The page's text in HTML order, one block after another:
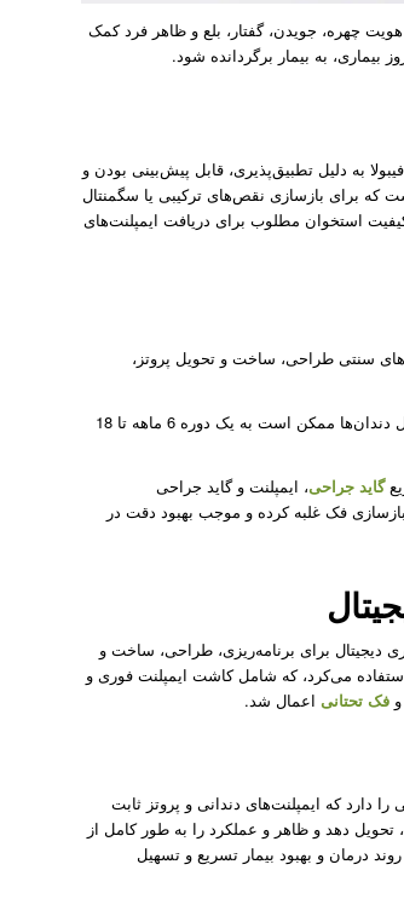
چهره، جویدن، گفتار، بلع و ظاهر فرد کمک
به بیمار برگردانده شود.
به دلیل تطبیق‌پذیری، قابل پیش‌بینی بودن و
که برای بازسازی نقص‌های ترکیبی یا سگمنتال
استخوان مطلوب برای دریافت ایمپلنت‌های
سنتی طراحی، ساخت و تحویل پروتز،
یا فک بالا، بازگشت کامل دندان‌ها ممکن است به یک دوره 6 ماهه تا 18
گاید جراحی، ایمپلنت‌ و گاید جراحی‌
فک غلبه کرده و موجب بهبود دقت در
دیجیتال برای برنامه‌ریزی، طراحی، ساخت و
استفاده می‌کرد، که شامل کاشت ایمپلنت فوری و
فک تحتانیاعمال شد.
دارد که ایمپلنت‌های دندانی و پروتز ثابت
دهد و ظاهر و عملکرد را به طور کامل از
درمان و بهبود بیمار تسریع و تسهیل